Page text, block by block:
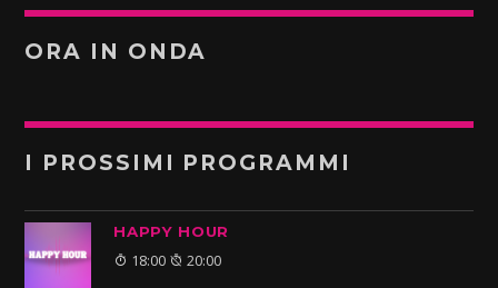
ORA IN ONDA
I PROSSIMI PROGRAMMI
HAPPY HOUR
18:00 20:00